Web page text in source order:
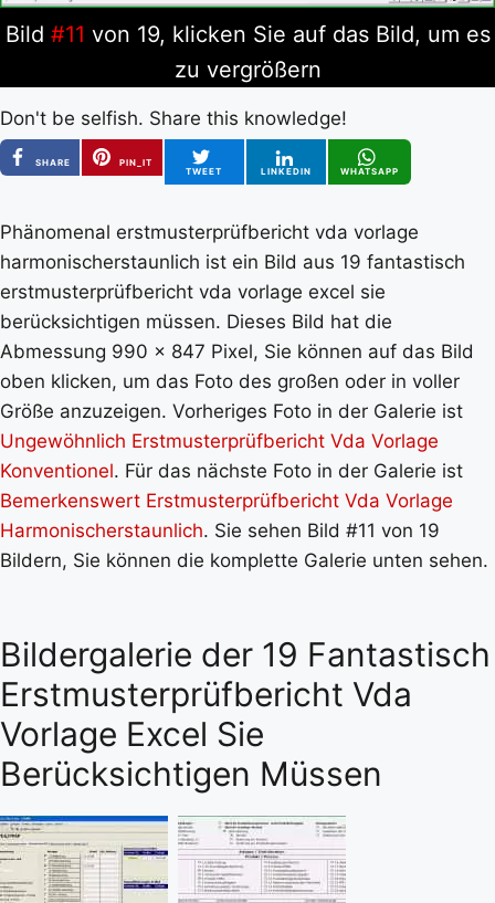
Bild #11 von 19, klicken Sie auf das Bild, um es
zu vergrößern
Don't be selfish. Share this knowledge!
SHARE
PIN_IT
TWEET
LINKEDIN WHATSAPP
Phänomenal erstmusterprüfbericht vda vorlage
harmonischerstaunlich ist ein Bild aus 19 fantastisch
erstmusterprüfbericht vda vorlage excel sie
berücksichtigen müssen. Dieses Bild hat die
Abmessung 990 x 847 Pixel, Sie können auf das Bild
oben klicken, um das Foto des großen oder in voller
Größe anzuzeigen. Vorheriges Foto in der Galerie ist
Ungewöhnlich Erstmusterprüfbericht Vda Vorlage
Konventionel. Für das nächste Foto in der Galerie ist
Bemerkenswert Erstmusterprüfbericht Vda Vorlage
Harmonischerstaunlich. Sie sehen Bild #11 von 19
Bildern, Sie können die komplette Galerie unten sehen.
Bildergalerie der 19 Fantastisch
Erstmusterprüfbericht Vda
Vorlage Excel Sie
Berücksichtigen Müssen